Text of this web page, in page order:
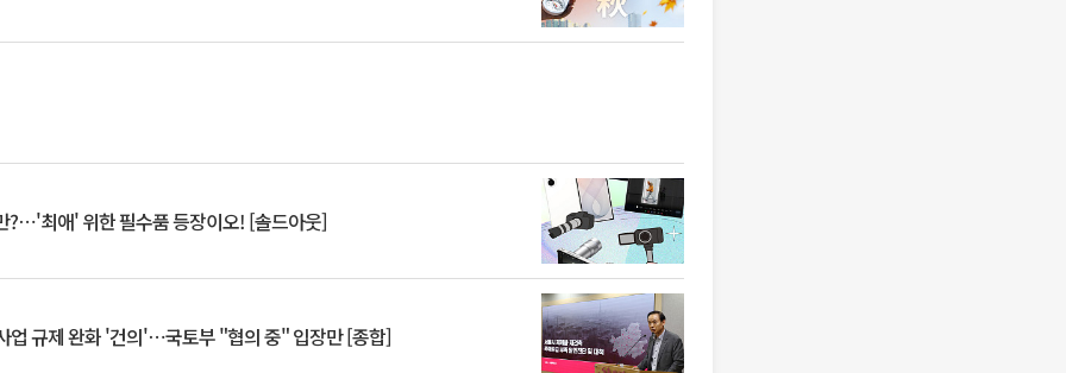
?⋯'최애' 위한 필수품 등장이오! [솔드아웃]
업 규제 완화 '건의'⋯국토부 "협의 중" 입장만 [종합]